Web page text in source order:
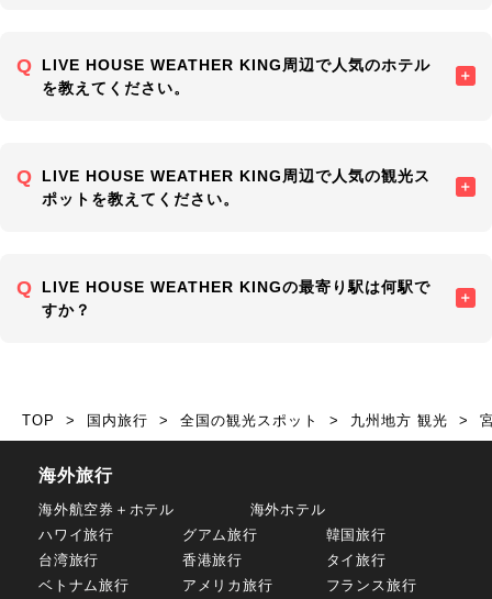
LIVE HOUSE WEATHER KING周辺で人気のホテル
を教えてください。
LIVE HOUSE WEATHER KING周辺で人気の観光ス
ポットを教えてください。
LIVE HOUSE WEATHER KINGの最寄り駅は何駅で
すか？
TOP 国内旅行 全国の観光スポット 九州地方 観光
海外旅行
海外航空券＋ホテル
海外ホテル
ハワイ旅行
グアム旅行
韓国旅行
台湾旅行
香港旅行
タイ旅行
ベトナム旅行
アメリカ旅行 フランス旅行